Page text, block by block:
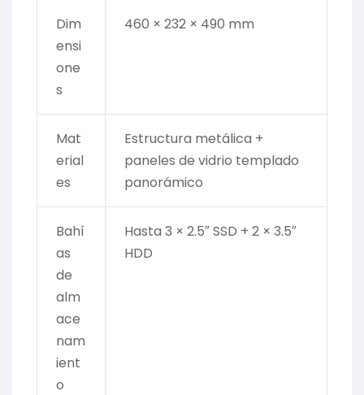
Dim
ensi
one
s
460 × 232 × 490 mm
Mat
erial
es
Estructura metálica +
paneles de vidrio templado
panorámico
Bahí
as
de
alm
ace
nam
ient
o
Hasta 3 × 2.5″ SSD + 2 × 3.5″
HDD